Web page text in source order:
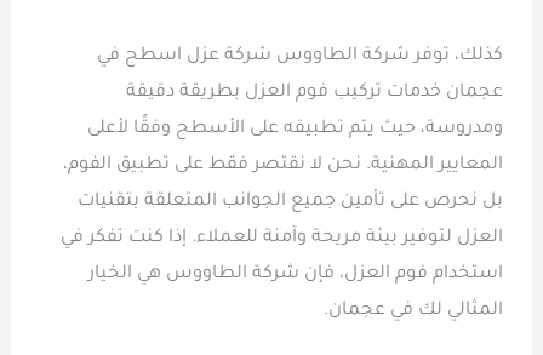
كذلك، توفر شركة الطاووس شركة عزل اسطح في
عجمان خدمات تركيب فوم العزل بطريقة دقيقة
ومدروسة، حيث يتم تطبيقه على الأسطح وفقًا لأعلى
المعايير المهنية. نحن لا نقتصر فقط على تطبيق الفوم،
بل نحرص على تأمين جميع الجوانب المتعلقة بتقنيات
العزل لتوفير بيئة مريحة وآمنة للعملاء. إذا كنت تفكر في
استخدام فوم العزل، فإن شركة الطاووس هي الخيار
المثالي لك في عجمان.